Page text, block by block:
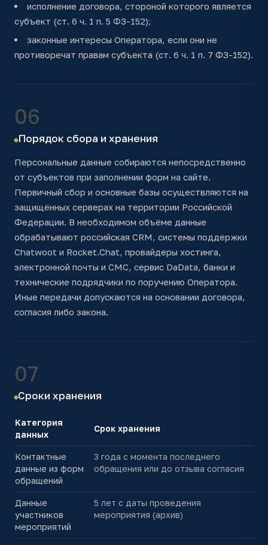
исполнение договора, стороной которого является
субъект (ст. 6 ч. 1 п. 5 ФЗ-152);
законные интересы Оператора, если они не
противоречат правам субъекта (ст. 6 ч. 1 п. 7 ФЗ-152).
06
Порядок сбора и хранения
Персональные данные собираются непосредственно
от субъектов при заполнении форм на сайте.
Первичный сбор и основные базы осуществляются на
защищённых серверах на территории Российской
Федерации. В необходимом объёме данные
обрабатывают российская CRM, системы поддержки
Chatwoot и Rocket.Chat, провайдеры хостинга,
электронной почты и СМС, сервис DaData, банки и
технические подрядчики по поручению Оператора.
Иные передачи допускаются на основании договора,
согласия либо закона.
07
Сроки хранения
Категория
данных
Срок хранения
Контактные
данные из форм
обращений
3 года с момента последнего
обращения или до отзыва согласия
Данные
участников
мероприятий
5 лет с даты проведения
мероприятия (архив)